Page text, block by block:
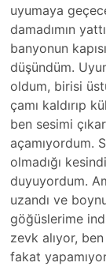
uyumaya
damadımın
banyonun
düşündüm.
oldum, birisi
çamı kaldırıp
ben sesimi
açamıyordum.
olmadığı
duyuyordum.
uzandı ve
göğüslerime
zevk alıyor,
fakat